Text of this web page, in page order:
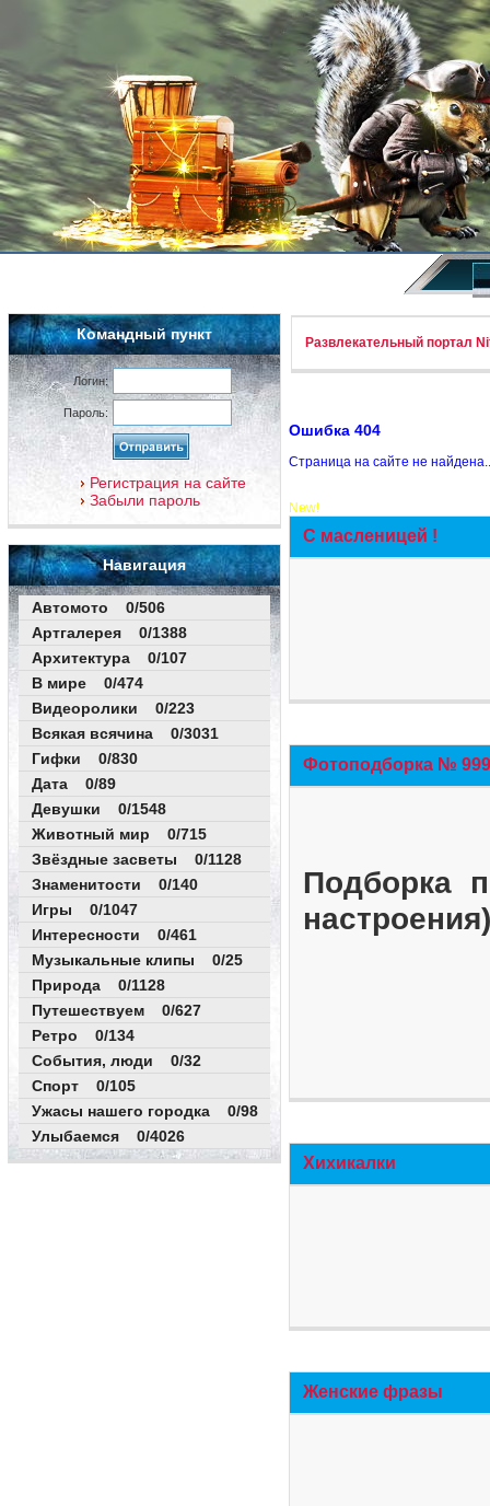
Командный пункт
Логин:
Пароль:
Регистрация на сайте
Забыли пароль
Навигация
Автомото 0/506
Артгалерея 0/1388
Архитектура 0/107
В мире 0/474
Видеоролики 0/223
Всякая всячина 0/3031
Гифки 0/830
Дата 0/89
Девушки 0/1548
Животный мир 0/715
Звёздные засветы 0/1128
Знаменитости 0/140
Игры 0/1047
Интересности 0/461
Музыкальные клипы 0/25
Природа 0/1128
Путешествуем 0/627
Ретро 0/134
События, люди 0/32
Спорт 0/105
Ужасы нашего городка 0/98
Улыбаемся 0/4026
Развлекательный портал
Ошибка 404
Страница на сайте не
New!
С масленицей !
Фотоподборка №
Подборка
Хихикалки
Женские фразы